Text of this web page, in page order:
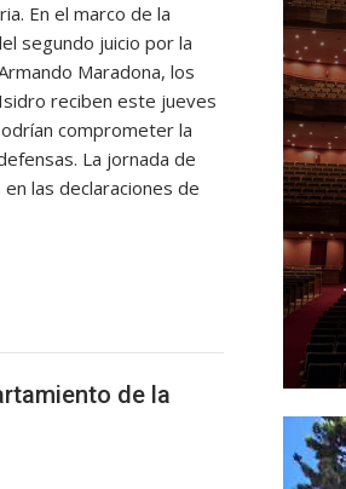
En el marco de la
segundo juicio por la
Maradona, los
reciben este jueves
comprometer la
La jornada de
las declaraciones de
de la